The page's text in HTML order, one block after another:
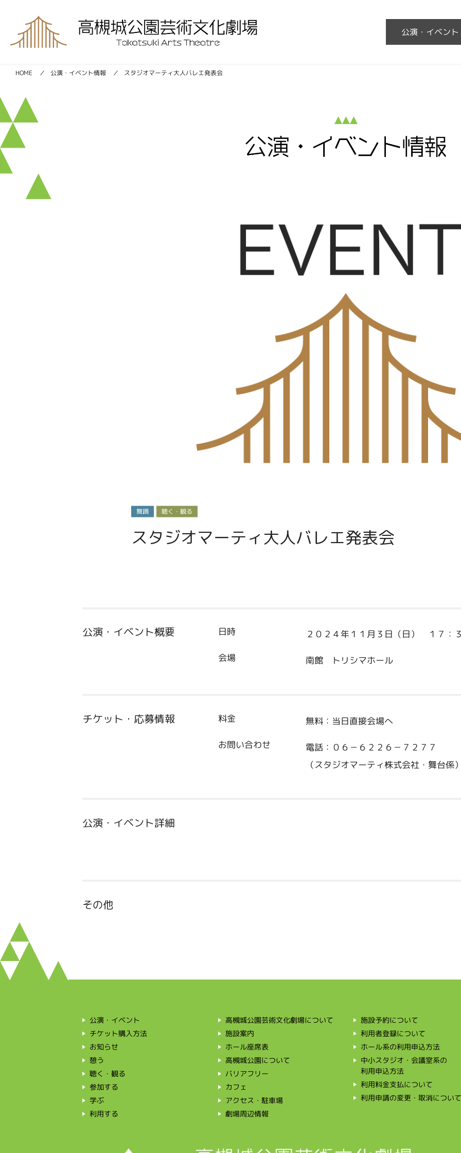
公演・イベント
HOME 公演・イベント情報 スタジオマーティ大人バレエ発表会
舞踊 聴く・観る
スタジオマーティ大人バレエ発表会
公演・イベント概要 日時 ２０２４年１１月３日（日） １７：
会場 南館 トリシマホール
チケット・応募情報 料金 無料：当日直接会場へ
お問い合わせ 電話：０６－６２２６－７２７７
（スタジオマーティ株式会社・舞台係
公演・イベント詳細
その他
公演・イベント
チケット購入方法
お知らせ
憩う
聴く・観る
参加する
学ぶ
利用する
高槻城公園芸術文化劇場について
施設案内
ホール座席表
高槻城公園について
バリアフリー
カフェ
アクセス・駐車場
劇場周辺情報
施設予約について
利用者登録について
ホール系の利用申込方法
中小スタジオ・会議室系の
利用申込方法
利用料金支払について
利用申請の変更・取消につい